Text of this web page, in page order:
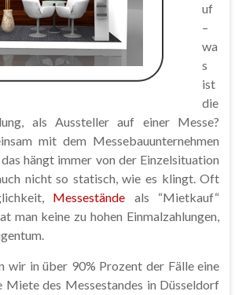
uf
–
wa
s
ist
die
als Aussteller auf einer Messe?
mit dem Messebauunternehmen
hängt immer von der Einzelsituation
nicht so statisch, wie es klingt. Oft
Messestände als “Mietkauf“
man keine zu hohen Einmalzahlungen,
wir in über 90% Prozent der Fälle eine
Miete des Messestandes in Düsseldorf